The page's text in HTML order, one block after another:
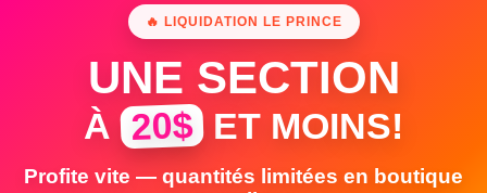
🔥 LIQUIDATION LE PRINCE
UNE SECTION
À 20$ ET MOINS!
Profite vite — quantités limitées en boutique